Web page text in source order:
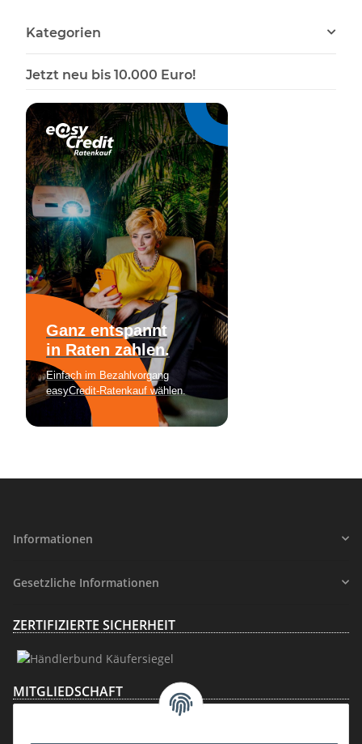
Kategorien
Jetzt neu bis 10.000 Euro!
Informationen
Gesetzliche Informationen
ZERTIFIZIERTE SICHERHEIT
MITGLIEDSCHAFT